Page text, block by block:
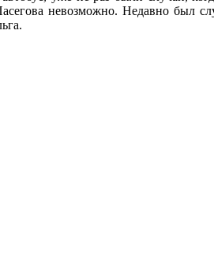
невозможно. Недавно был